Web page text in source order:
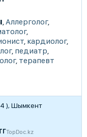
,Аллерголог,
,
, кардиолог,
, педиатр,
, терапевт
), Шымкент
TopDoc.kz